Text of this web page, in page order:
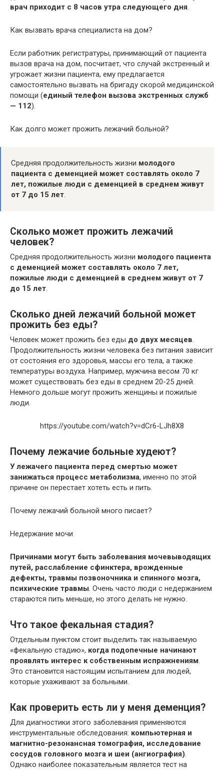
врач приходит с 8 часов утра следующего дня.
Как вызвать врача специалиста на дом?
Если работник регистратуры, принимающий от пациента
вызов врача на дом, посчитает, что случай экстренный и
угрожает жизни пациента, ему предлагается
самостоятельно вызвать на бригаду скорой медицинской
помощи (единый телефон вызова экстренных служб
— 112).
Как долго может прожить лежачий больной?
Средняя продолжительность жизни молодого
пациента с деменцией может составлять около 7
лет, пожилые люди с деменцией в среднем живут
от 7 до 15 лет.
Сколько может прожить лежачий
человек?
Средняя продолжительность жизни молодого пациента
с деменцией может составлять около 7 лет,
пожилые люди с деменцией в среднем живут от 7
до 15 лет.
Сколько дней лежачий больной может
прожить без еды?
Человек может прожить без еды до двух месяцев.
Продолжительность жизни человека без питания зависит
от состояния его здоровья, массы его тела, а также
температуры воздуха. Например, мужчина весом 70 кг
может существовать без еды в среднем 20-25 дней.
Немного дольше могут прожить женщины и пожилые
люди.
https://youtube.com/watch?v=dCr6-LJh8X8
Почему лежачие больные худеют?
У лежачего пациента перед смертью может
занижаться процесс метаболизма, именно по этой
причине он перестает хотеть есть и пить.
Почему лежачий больной много писает?
Недержание мочи
Причинами могут быть заболевания мочевыводящих
путей, расслабление сфинктера, врожденные
дефекты, травмы позвоночника и спинного мозга,
психические травмы. Очень часто люди с недержанием
стараются пить меньше, но этого делать не нужно.
Что такое фекальная стадия?
Отдельным пунктом стоит выделить так называемую
«фекальную стадию», когда подопечные начинают
проявлять интерес к собственным испражнениям.
Это становится настоящим испытанием для людей,
которые ухаживают за больными.
Как проверить есть ли у меня деменция?
Для диагностики этого заболевания применяются
инструментальные обследования: компьютерная и
магнитно-резонансная томография, исследование
сосудов головного мозга и шеи (ангиография).
Однако наиболее показательным является тест на